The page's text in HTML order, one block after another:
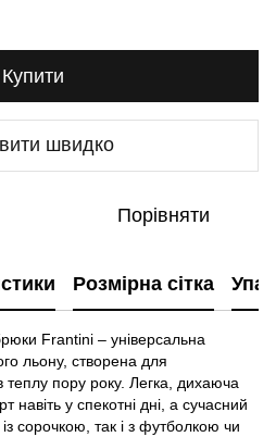
Купити
швидко
Порівняти
Розмірна сітка
Frantini – універсальна
льону, створена для
пору року. Легка, дихаюча
навіть у спекотні дні, а сучасний
сорочкою, так і з футболкою чи